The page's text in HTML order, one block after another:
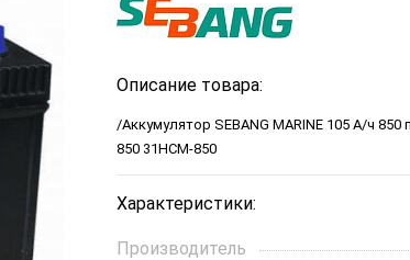
Описание товара:
/Аккумулятор SEBANG MARINE 105 А/ч 850
850 31HCM-850
Характеристики:
Производитель